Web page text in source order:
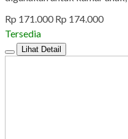
Rp 171.000 Rp 174.000
Tersedia
Lihat Detail